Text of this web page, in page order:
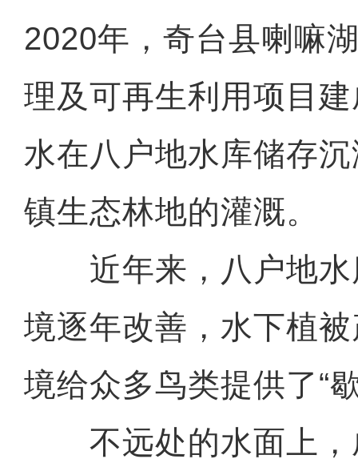
2020年，奇台县喇嘛
理及可再生利用项目
水在八户地水库储存
镇生态林地的灌溉。
近年来，八户地水
境逐年改善，水下植
境给众多鸟类提供了“
不远处的水面上，